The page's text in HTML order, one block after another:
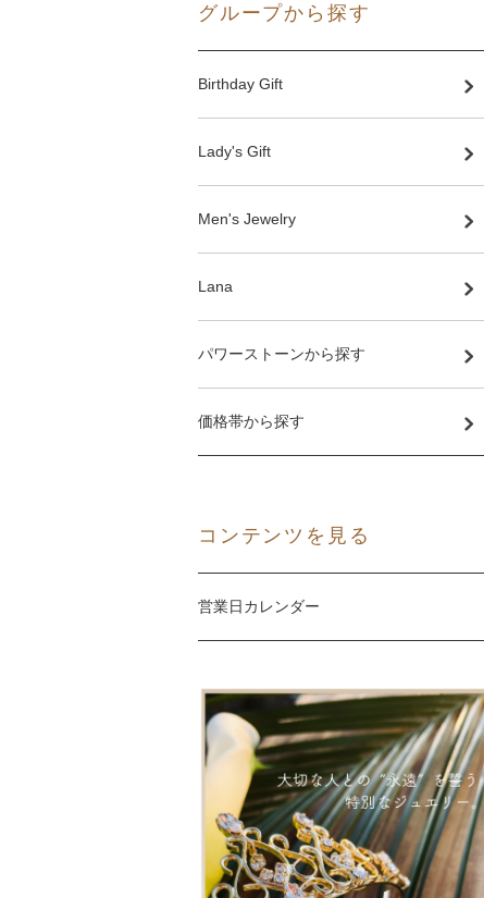
グループから探す
Birthday Gift
Lady's Gift
Men's Jewelry
Lana
パワーストーンから探す
価格帯から探す
コンテンツを見る
営業日カレンダー